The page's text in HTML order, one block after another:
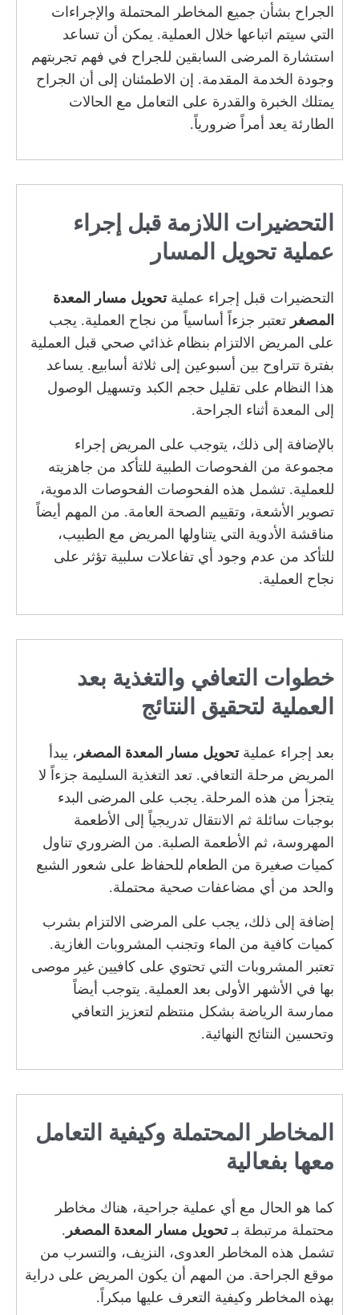
الجراح بشأن جميع المخاطر المحتملة والإجراءات
التي سيتم اتباعها خلال العملية. يمكن أن تساعد
استشارة المرضى السابقين للجراح في فهم تجربتهم
وجودة الخدمة المقدمة. إن الاطمئنان إلى أن الجراح
يمتلك الخبرة والقدرة على التعامل مع الحالات
الطارئة يعد أمراً ضرورياً.
التحضيرات اللازمة قبل إجراء
عملية تحويل المسار
التحضيرات قبل إجراء عمليةتحويل مسار المعدة
المصغر تعتبر جزءاً أساسياً من نجاح العملية. يجب
على المريض الالتزام بنظام غذائي صحي قبل العملية
بفترة تتراوح بين أسبوعين إلى ثلاثة أسابيع. يساعد
هذا النظام على تقليل حجم الكبد وتسهيل الوصول
إلى المعدة أثناء الجراحة.
بالإضافة إلى ذلك، يتوجب على المريض إجراء
مجموعة من الفحوصات الطبية للتأكد من جاهزيته
للعملية. تشمل هذه الفحوصات الفحوصات الدموية،
تصوير الأشعة، وتقييم الصحة العامة. من المهم أيضاً
مناقشة الأدوية التي يتناولها المريض مع الطبيب،
للتأكد من عدم وجود أي تفاعلات سلبية تؤثر على
نجاح العملية.
خطوات التعافي والتغذية بعد
العملية لتحقيق النتائج
بعد إجراء عمليةتحويل مسار المعدة المصغر ، يبدأ
المريض مرحلة التعافي. تعد التغذية السليمة جزءاً لا
يتجزأ من هذه المرحلة. يجب على المرضى البدء
بوجبات سائلة ثم الانتقال تدريجياً إلى الأطعمة
المهروسة، ثم الأطعمة الصلبة. من الضروري تناول
كميات صغيرة من الطعام للحفاظ على شعور الشبع
والحد من أي مضاعفات صحية محتملة.
إضافة إلى ذلك، يجب على المرضى الالتزام بشرب
كميات كافية من الماء وتجنب المشروبات الغازية.
تعتبر المشروبات التي تحتوي على كافيين غير موصى
بها في الأشهر الأولى بعد العملية. يتوجب أيضاً
ممارسة الرياضة بشكل منتظم لتعزيز التعافي
وتحسين النتائج النهائية.
المخاطر المحتملة وكيفية التعامل
معها بفعالية
كما هو الحال مع أي عملية جراحية، هناك مخاطر
محتملة مرتبطة بـتحويل مسار المعدة المصغر .
تشمل هذه المخاطر العدوى، النزيف، والتسرب من
موقع الجراحة. من المهم أن يكون المريض على دراية
بهذه المخاطر وكيفية التعرف عليها مبكراً.